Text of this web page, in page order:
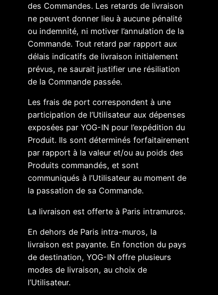
des Commandes. Les retards de livraison
ne peuvent donner lieu à aucune pénalité
ou indemnité, ni motiver l’annulation de la
Commande. Tout retard par rapport aux
délais indicatifs de livraison initialement
prévus, ne saurait justifier une résiliation
de la Commande passée.
Les frais de port correspondent à une
participation de l’Utilisateur aux dépenses
exposées par YOG-IN pour l’expédition du
Produit. Ils sont déterminés forfaitairement
par rapport à la valeur et/ou au poids des
Produits commandés, et sont
communiqués à l’Utilisateur au moment de
la passation de sa Commande.
La livraison est offerte à Paris intramuros.
En dehors de Paris intra-muros, la
livraison est payante. En fonction du pays
de destination, YOG-IN offre plusieurs
modes de livraison, au choix de
l’Utilisateur.